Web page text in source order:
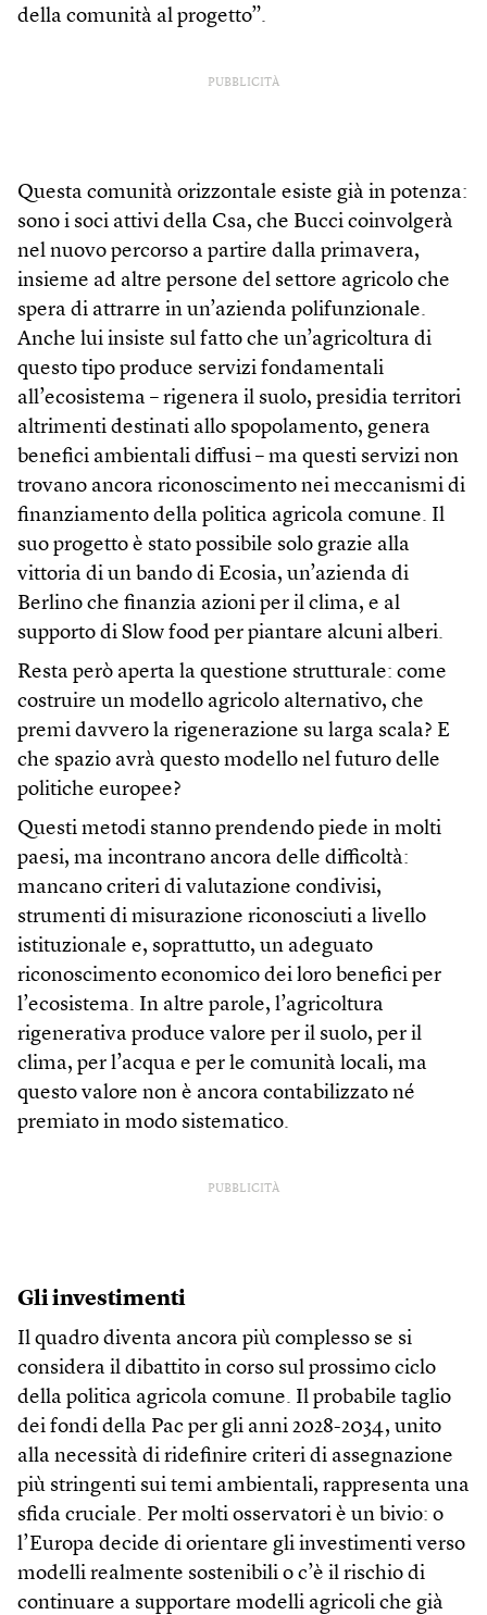
della comunità al progetto”.
PUBBLICITÀ
Questa comunità orizzontale esiste già in potenza:
sono i soci attivi della Csa, che Bucci coinvolgerà
nel nuovo percorso a partire dalla primavera,
insieme ad altre persone del settore agricolo che
spera di attrarre in un’azienda polifunzionale.
Anche lui insiste sul fatto che un’agricoltura di
questo tipo produce servizi fondamentali
all’ecosistema – rigenera il suolo, presidia territori
altrimenti destinati allo spopolamento, genera
benefici ambientali diffusi – ma questi servizi non
trovano ancora riconoscimento nei meccanismi di
finanziamento della politica agricola comune. Il
suo progetto è stato possibile solo grazie alla
vittoria di un bando di Ecosia, un’azienda di
Berlino che finanzia azioni per il clima, e al
supporto di Slow food per piantare alcuni alberi.
Resta però aperta la questione strutturale: come
costruire un modello agricolo alternativo, che
premi davvero la rigenerazione su larga scala? E
che spazio avrà questo modello nel futuro delle
politiche europee?
Questi metodi stanno prendendo piede in molti
paesi, ma incontrano ancora delle difficoltà:
mancano criteri di valutazione condivisi,
strumenti di misurazione riconosciuti a livello
istituzionale e, soprattutto, un adeguato
riconoscimento economico dei loro benefici per
l’ecosistema. In altre parole, l’agricoltura
rigenerativa produce valore per il suolo, per il
clima, per l’acqua e per le comunità locali, ma
questo valore non è ancora contabilizzato né
premiato in modo sistematico.
PUBBLICITÀ
Gli investimenti
Il quadro diventa ancora più complesso se si
considera il dibattito in corso sul prossimo ciclo
della politica agricola comune. Il probabile taglio
dei fondi della Pac per gli anni 2028-2034, unito
alla necessità di ridefinire criteri di assegnazione
più stringenti sui temi ambientali, rappresenta una
sfida cruciale. Per molti osservatori è un bivio: o
l’Europa decide di orientare gli investimenti verso
modelli realmente sostenibili o c’è il rischio di
continuare a supportare modelli agricoli che già